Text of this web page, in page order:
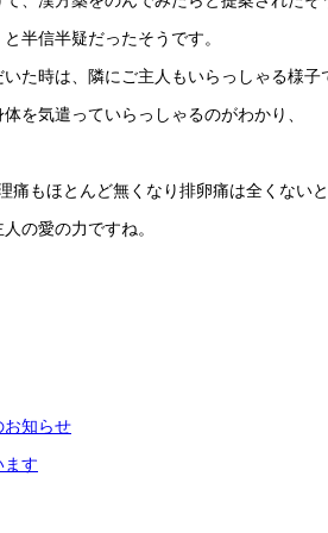
半信半疑だったそうです。
た時は、隣にご主人もいらっしゃる様子
を気遣っていらっしゃるのがわかり、
痛もほとんど無くなり排卵痛は全くないと
の愛の力ですね。
お知らせ
ます